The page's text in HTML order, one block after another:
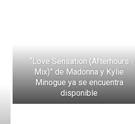
“Love Sensation (Afterhours
Mix)” de Madonna y Kylie
Minogue ya se encuentra
disponible